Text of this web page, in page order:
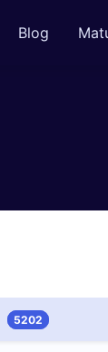
Blog
5202